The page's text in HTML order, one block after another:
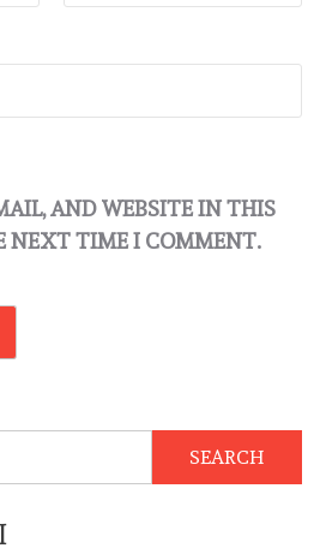
AND WEBSITE IN THIS
NEXT TIME I COMMENT.